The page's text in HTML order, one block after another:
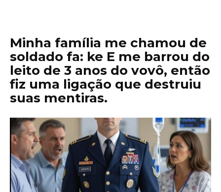
Minha família me chamou de
soldado fa: ke E me barrou do
leito de 3 anos do vovô, então
fiz uma ligação que destruiu
suas mentiras.